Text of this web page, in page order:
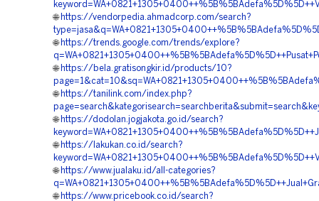
🌐 https://vendorpedia.ahmadcorp.com/search?
🌐 https://trends.google.com/trends/explore?
🌐 https://bela.gratisongkir.id/products/10?
🌐 https://tanilink.com/index.php?
🌐 https://dodolan.jogjakota.go.id/search?
🌐 https://lakukan.co.id/search?
🌐 https://www.jualaku.id/all-categories?
🌐 https://www.pricebook.co.id/search?